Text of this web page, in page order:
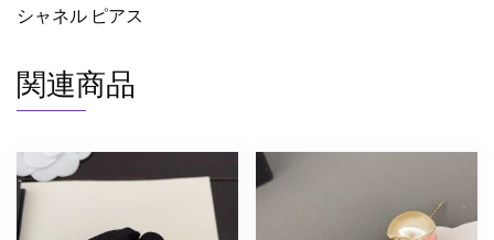
リ
グ
ダ
モ
ン
ド
シャネル ピアス
関連商品